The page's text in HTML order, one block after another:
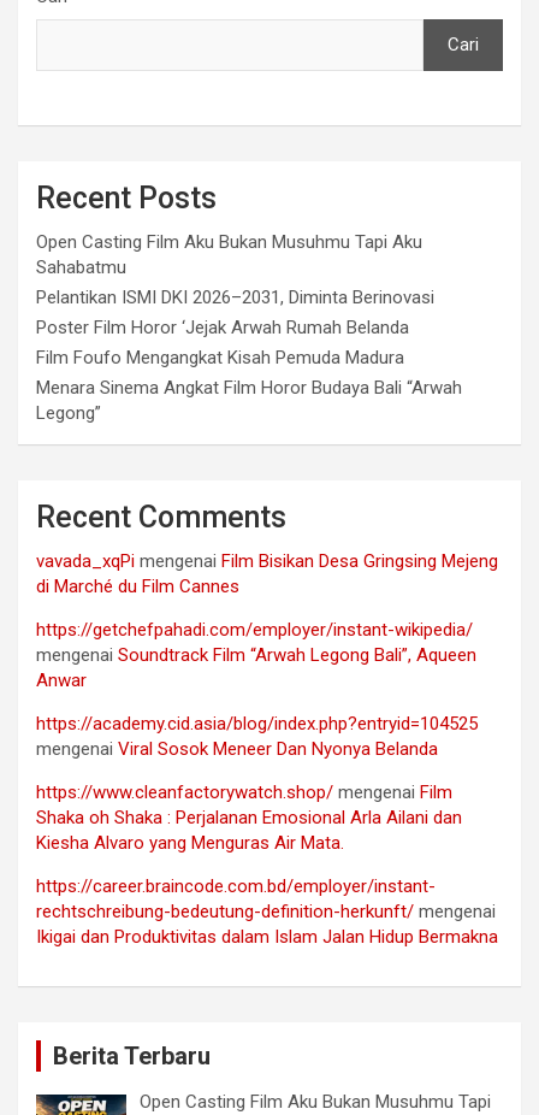
Cari
Recent Posts
Open Casting Film Aku Bukan Musuhmu Tapi Aku
Sahabatmu
Pelantikan ISMI DKI 2026–2031, Diminta Berinovasi
Poster Film Horor ‘Jejak Arwah Rumah Belanda
Film Foufo Mengangkat Kisah Pemuda Madura
Menara Sinema Angkat Film Horor Budaya Bali “Arwah
Legong”
Recent Comments
vavada_xqPi mengenai Film Bisikan Desa Gringsing Mejeng
di Marché du Film Cannes
https://getchefpahadi.com/employer/instant-wikipedia/
mengenai Soundtrack Film “Arwah Legong Bali”, Aqueen
Anwar
https://academy.cid.asia/blog/index.php?entryid=104525
mengenai Viral Sosok Meneer Dan Nyonya Belanda
https://www.cleanfactorywatch.shop/ mengenai Film
Shaka oh Shaka : Perjalanan Emosional Arla Ailani dan
Kiesha Alvaro yang Menguras Air Mata.
https://career.braincode.com.bd/employer/instant-
rechtschreibung-bedeutung-definition-herkunft/ mengenai
Ikigai dan Produktivitas dalam Islam Jalan Hidup Bermakna
Berita Terbaru
Open Casting Film Aku Bukan Musuhmu Tapi